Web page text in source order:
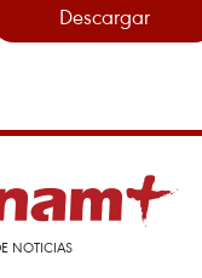
Descargar
NOTICIAS